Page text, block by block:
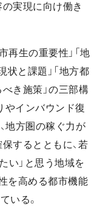
実現に向け働き
再生の重要性」「地
と課題」「地方都
き施策」の三部構
やインバウンド復
地方圏の稼ぐ力が
するとともに、若
い」と思う地域を
を高める都市機能
いる。